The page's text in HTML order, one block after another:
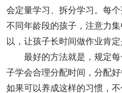
会定量学习、拆分学习。每
不同年龄段的孩子，注意力
以，让孩子长时间做作业肯定
最好的方法就是，规定每
子学会合理分配时间，分配好
如果可以养成这样的习惯，